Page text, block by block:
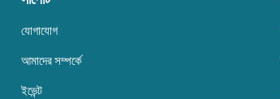
যোগাযোগ
আমাদের সম্পর্কে
ইভেন্ট